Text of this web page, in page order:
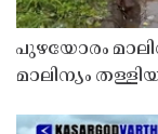
പുഴയോരം
മാലിന്യം